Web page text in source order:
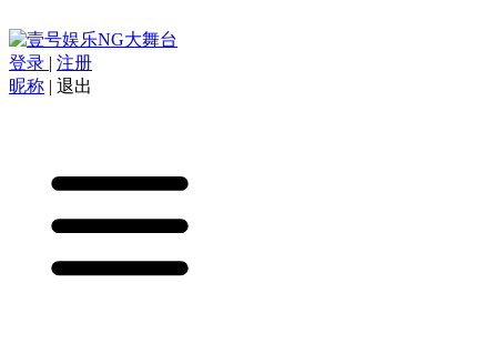
登录 | 注册
昵称 | 退出